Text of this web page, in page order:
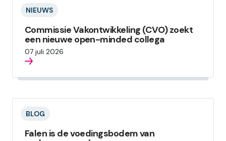
NIEUWS
Commissie Vakontwikkeling (CVO) zoekt
een nieuwe open-minded collega
07 juli 2026
BLOG
Falen is de voedingsbodem van